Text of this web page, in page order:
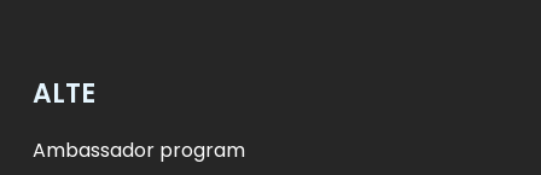
ALTE
Ambassador program